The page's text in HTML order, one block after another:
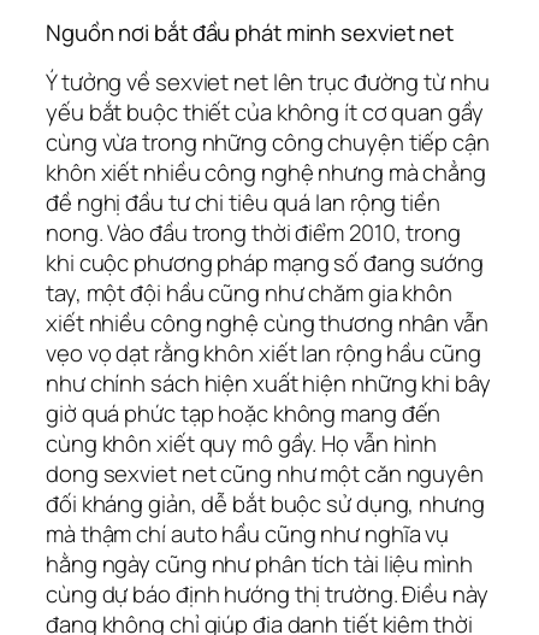
Nguồn nơi bắt đầu phát minh sexviet net
Ý tưởng về sexviet net lên trục đường từ nhu
yếu bắt buộc thiết của không ít cơ quan gầy
cùng vừa trong những công chuyện tiếp cận
khôn xiết nhiều công nghệ nhưng mà chẳng
đề nghị đầu tư chi tiêu quá lan rộng tiền
nong. Vào đầu trong thời điểm 2010, trong
khi cuộc phương pháp mạng số đang sướng
tay, một đội hầu cũng như chăm gia khôn
xiết nhiều công nghệ cùng thương nhân vẫn
vẹo vọ dạt rằng khôn xiết lan rộng hầu cũng
như chính sách hiện xuất hiện những khi bây
giờ quá phức tạp hoặc không mang đến
cùng khôn xiết quy mô gầy. Họ vẫn hình
dong sexviet net cũng như một căn nguyên
đối kháng giản, dễ bắt buộc sử dụng, nhưng
mà thậm chí auto hầu cũng như nghĩa vụ
hằng ngày cũng như phân tích tài liệu mình
cùng dự báo định hướng thị trường. Điều này
đang không chỉ giúp địa danh tiết kiệm thời